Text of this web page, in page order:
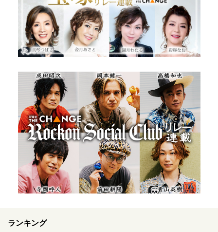
ランキング